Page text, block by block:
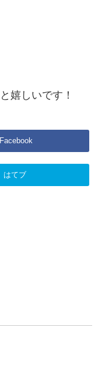
嬉しいです！
Facebook
はてブ